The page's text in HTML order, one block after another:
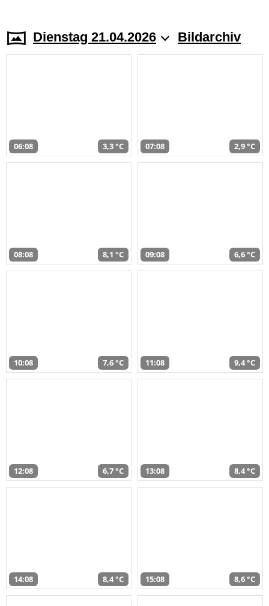
Dienstag 21.04.2026 Bildarchiv
06:08 3,3 °C 07:08 2,9 °C
08:08 8,1 °C 09:08 6,6 °C
10:08 7,6 °C 11:08 9,4 °C
12:08 6,7 °C 13:08 8,4 °C
14:08 8,4 °C 15:08 8,6 °C